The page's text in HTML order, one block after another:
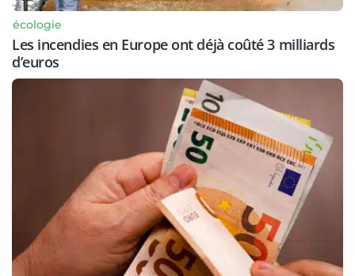
écologie
Les incendies en Europe ont déjà coûté 3 milliards
d’euros